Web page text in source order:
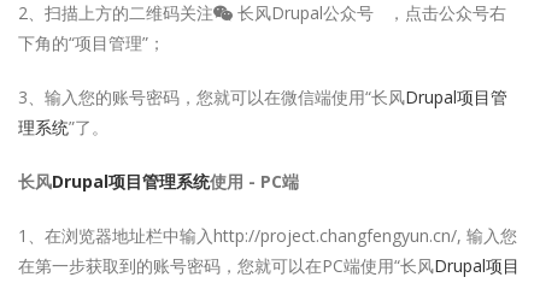
2、扫描上方的二维码关注 长风Drupal公众号
，点击公众号右
下角的“项目管理”；
3、输入您的账号密码，您就可以在微信端使用“长风Drupal项目管
理系统”了。
长风Drupal项目管理系统使用 - PC端
1、在浏览器地址栏中输入http://project.changfengyun.cn/, 输入您
在第一步获取到的账号密码，您就可以在PC端使用“长风Drupal项目